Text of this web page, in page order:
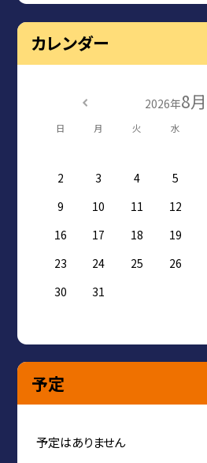
カレンダー
2026年8月
日 月 火 水
2
3 4 5
9
10 11 12
16
17 18 19
23
24 25 26
30
31
予定
予定はありません